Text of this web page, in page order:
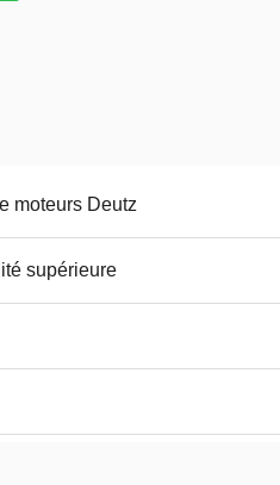
moteurs Deutz
supérieure